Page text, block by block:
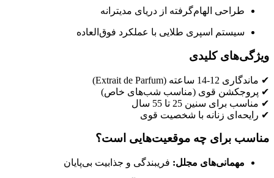
طراحی الهام‌گرفته از دریای مدیترانه
سیستم اسپری طلایی با عملکرد فوق‌العاده
ویژگی‌های کلیدی
✔ ماندگاری 12-14 ساعته (Extrait de Parfum)
✔ پروجکشن قوی (مناسب شب‌های خاص)
✔ مناسب برای سنین 25 تا 55 سال
✔ رایحه‌ای زنانه با شخصیت قوی
مناسب برای چه موقعیت‌هایی است؟
مهمانی‌های مجلل: فریبندگی و جذابیت بی‌پایان